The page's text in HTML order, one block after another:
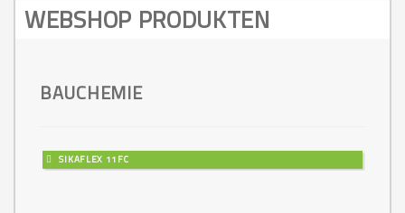
WEBSHOP PRODUKTEN
BAUCHEMIE
SIKAFLEX 11FC